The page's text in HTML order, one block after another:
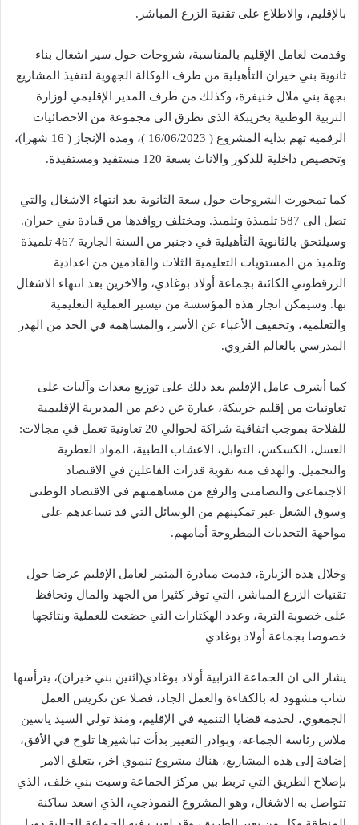
بالإقليم، والاطلاع على تقنية الزرع المباشر.
وقدمت لعامل الإقليم بالمناسبة، شروحات حول سير اشغال بناء
ثانوية بني خيران التأهيلية من طرف الوكالة الجهوية لتنفيذ المشاريع
بجهة بني ملال خنيفرة، وكذلك من طرف المدير الإقليمي لوزارة
التربية الوطنية بخريبكة الذي تطرق الى مجموعة من الاحصائيات
الرقمية تهم بداية المشروع ( 16/06/2023 )، ومدة الإنجاز ( 16 شهرا)،
وتخصيص داخلية للذكور والاناث بسعة 120 مستفيد ومستفيدة.
كما تمحورت الشروحات حول سعة الثانوية بعد انتهاء الاشغال والتي
تصل الى 587 تلميذة وتلميذ. ومختلف روافدها من قيادة بني خيران.
وسيلتحق بالثانوية التأهيلية في دجنبر من السنة الجارية 467 تلميذة
وتلميذ من المستويات التعليمية الثلاث والقادمين من اعدادية
الزرقطوني الكائنة بجماعة أولاد بوغادي، والاخرين بعد انتهاء الاشغال
بها. وسيمكن انجاز هذه المؤسسة من تيسير العملية التعليمية
والتعلمية، وتخفيف الأعباء عن الأسر، والمساهمة في الحد من الهدر
المدرسي بالعالم القروي.
كما أشرف عامل الإقليم بعد ذلك على توزيع معدات وآليات على
تعاونيات من إقليم خريبكة، عبارة عن دعم من المديرية الإقليمية
للفلاحة بموجب اتفاقية شراكة لحوالي 20 تعاونية تعمل في مجالات:
العسل، الكسكس، التوابل، الاعشاب الطبية، المواد العطرية
والتجميل. والهدف منه تقوية قدرات الفاعلين في الاقتصاد
الاجتماعي والتضامني والرفع من مساهمتهم في الاقتصاد الوطني
وسوق الشغل عبر تمكينهم من الوسائل التي قد تساعدهم على
مواجهة التحديات المطروحة أمامهم.
وخلال هذه الزيارة، قدمت مبادرة المثمر لعامل الإقليم عرضا حول
تقنيات الزرع المباشر، التي توفر كثيرا من الجهد والمال وتحافظ
على خصوبة التربة، وعدد الهكتارات التي خضعت للعملية ونتائجها
خصوصا بجماعة أولاد بوغادي
يشار الى ان الجماعة الترابية أولاد بوغادي(اثنين بني خيران)، يترأسها
شاب مشهود له بالكفاءة والعمل الجاد، فضلا عن تكريس العمل
الجمعوي، لخدمة قضايا التنمية في الإقليم، ومنذ تولي السيد ياسين
ملاس رئاسة الجماعة، وبوادر التغيير بدأت تباشيرها تلوح في الأفق،
إضافة إلى هذه المشاريع، هناك مشروع تنموي اخر، يتعلق الامر
بإصلاح الطريق التي تربط بين مركز الجماعة وسبت بني خلف، الذي
تتواصل به الاشغال، وهو المشروع النموذجي، الذي اسعد ساكنة